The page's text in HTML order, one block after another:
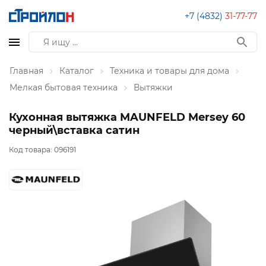
+7 (4832) 31-77-77
Главная Каталог
Техника и товары для дома
Мелкая бытовая техника
Вытяжки
Кухонная вытяжка MAUNFELD Mersey 60
черный\вставка сатин
Код товара: 096191